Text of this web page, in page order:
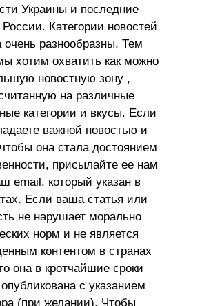
Украины и последние
России. Категории новостей
очень разнообразны. Тем
хотим охватить как можно
новостную зону ,
на различные
категории и вкусы. Если
важной новостью и
она стала достоянием
присылайте ее нам
email, который указан в
Если ваша статья или
не нарушает морально
норм и не является
контентом в странах
она в кротчайшие сроки
с указанием
(при желании). Чтобы